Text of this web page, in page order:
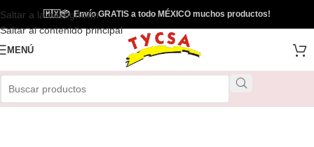
Saltar a la navegación
Saltar al contenido principal
🇲🇽📦Envío GRATIS a todo MÉXICO muchos productos!
MENÚ